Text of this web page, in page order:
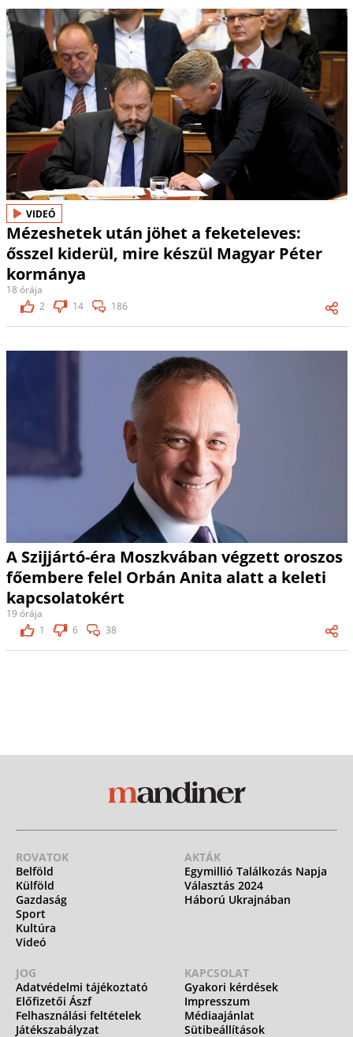
VIDEÓ
Mézeshetek után jöhet a feketeleves:
ősszel kiderül, mire készül Magyar Péter
kormánya
18 órája
2
14 186
A Szijjártó-éra Moszkvában végzett oroszos
főembere felel Orbán Anita alatt a keleti
kapcsolatokért
19 órája
1
6 38
ROVATOK
Belföld
Külföld
Gazdaság
Sport
Kultúra
Videó
AKTÁK
Egymillió Találkozás Napja
Választás 2024
Háború Ukrajnában
JOG
Adatvédelmi tájékoztató
Előfizetői Ászf
Felhasználási feltételek
Játékszabályzat
KAPCSOLAT
Gyakori kérdések
Impresszum
Médiaajánlat
Sütibeállítások